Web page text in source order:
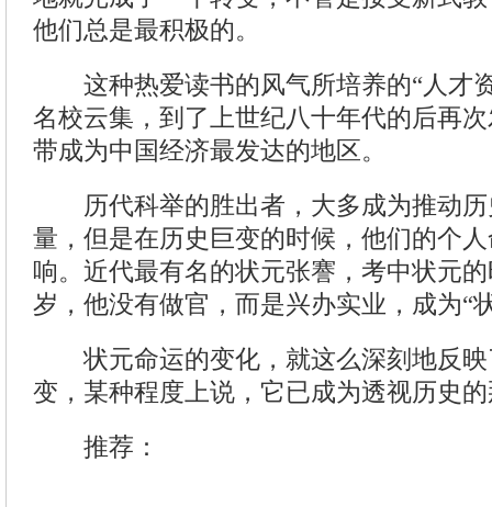
他们总是最积极的。
这种热爱读书的风气所培养的“人才
名校云集，到了上世纪八十年代的后再
带成为中国经济最发达的地区。
历代科举的胜出者，大多成为推动历
量，但是在历史巨变的时候，他们的个
响。近代最有名的状元张謇，考中状元
岁，他没有做官，而是兴办实业，成为“
状元命运的变化，就这么深刻地反映
变，某种程度上说，它已成为透视历史
推荐：